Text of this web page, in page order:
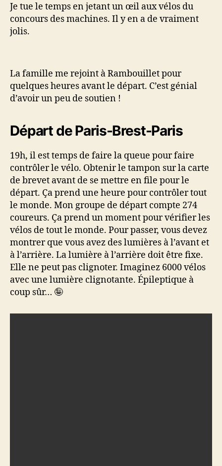
Je tue le temps en jetant un œil aux vélos du
concours des machines. Il y en a de vraiment
jolis.
La famille me rejoint à Rambouillet pour
quelques heures avant le départ. C’est génial
d’avoir un peu de soutien !
Départ de Paris-Brest-Paris
19h, il est temps de faire la queue pour faire
contrôler le vélo. Obtenir le tampon sur la carte
de brevet avant de se mettre en file pour le
départ. Ça prend une heure pour contrôler tout
le monde. Mon groupe de départ compte 274
coureurs. Ça prend un moment pour vérifier les
vélos de tout le monde. Pour passer, vous devez
montrer que vous avez des lumières à l’avant et
à l’arrière. La lumière à l’arrière doit être fixe.
Elle ne peut pas clignoter. Imaginez 6000 vélos
avec une lumière clignotante. Épileptique à
coup sûr… 🤪